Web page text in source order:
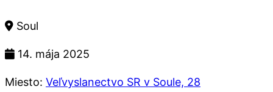
Soul
14. mája 2025
Miesto: Veľvyslanectvo SR v Soule, 28